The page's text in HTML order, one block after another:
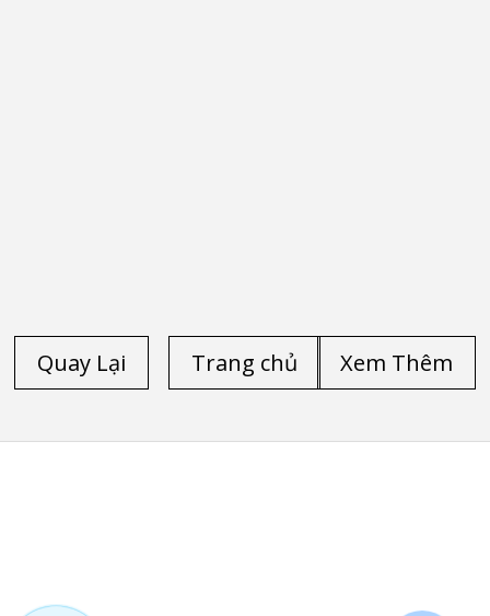
Quay Lại Xem Thêm
Trang chủ
/